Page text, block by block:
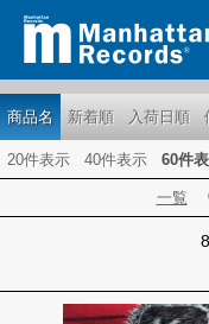
商品名 新着順 入荷日順
20件表示 40件表示 60件
一覧